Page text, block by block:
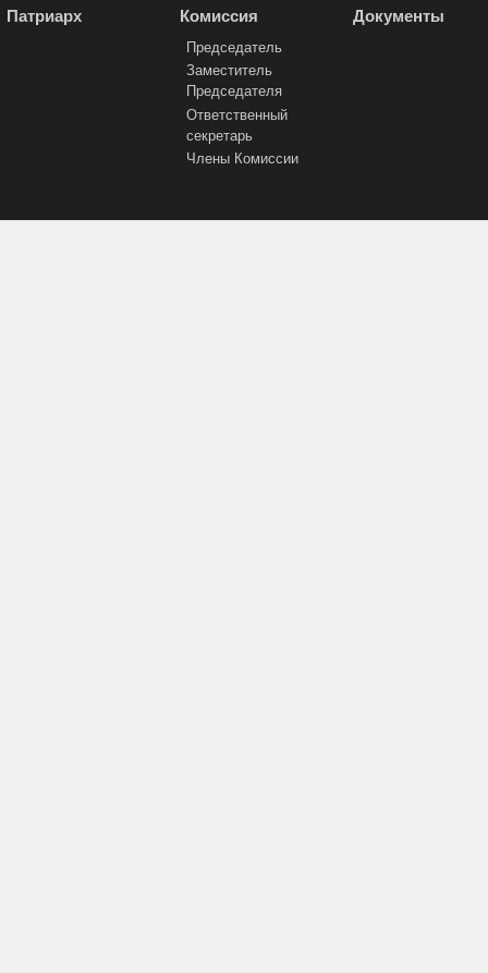
Патриарх Комиссия
Председатель
Заместитель
Председателя
Ответственный
секретарь
Члены Комиссии
Документы